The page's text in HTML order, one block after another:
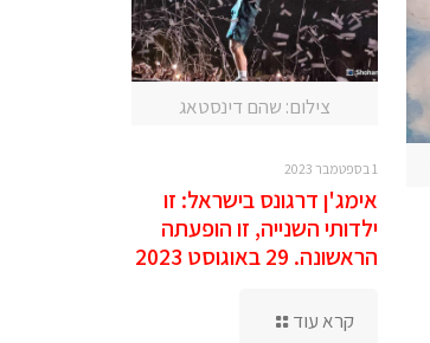
צילום: שהם דינסטאג
1 בספטמבר 2023
אימג'ן דרגונס בישראל: זו
ילדותי השנייה, זו הופעתה
הראשונה. 29 באוגוסט 2023
קרא עוד